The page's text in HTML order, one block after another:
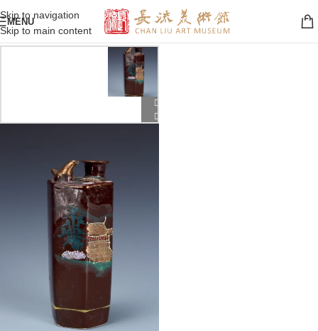
Skip to navigation
Skip to main content
MENU